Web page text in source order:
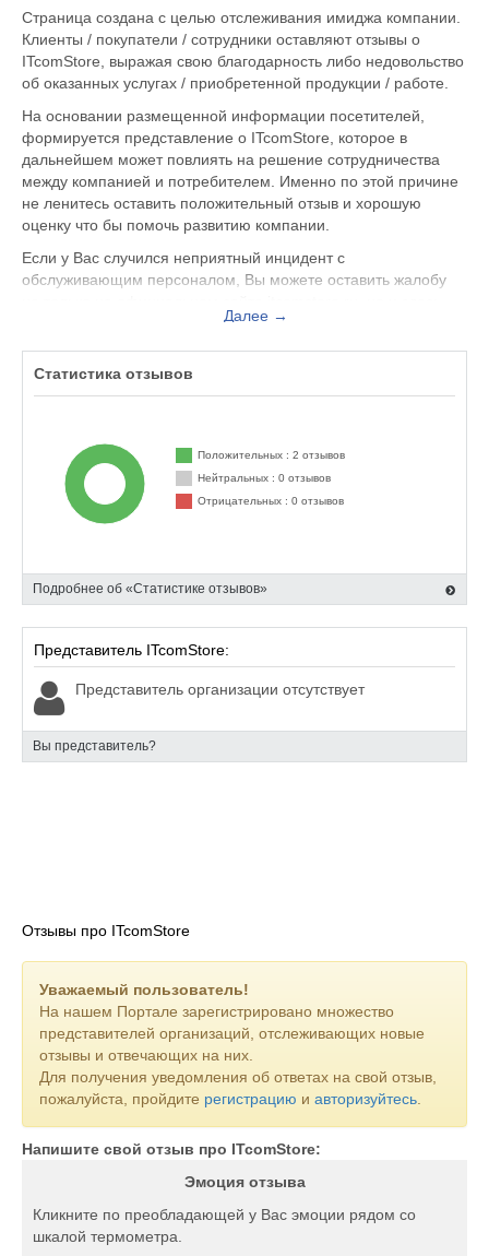
Страница создана с целью отслеживания имиджа компании.
Клиенты / покупатели / сотрудники оставляют отзывы о
ITcomStore, выражая свою благодарность либо недовольство
об оказанных услугах / приобретенной продукции / работе.
На основании размещенной информации посетителей,
формируется представление о ITcomStore, которое в
дальнейшем может повлиять на решение сотрудничества
между компанией и потребителем. Именно по этой причине
не ленитесь оставить положительный отзыв и хорошую
оценку что бы помочь развитию компании.
Если у Вас случился неприятный инцидент с
обслуживающим персоналом, Вы можете оставить жалобу
Представитель организации ответит на Ваш отзыв и примет
ITcomStore находится по адресу Москва ул. Истринская, 4,
вы можете поделиться впечатлением от посещения данного
Далее →
Статистика отзывов
Положительных : 2 отзывов
Нейтральных : 0 отзывов
Отрицательных : 0 отзывов
Подробнее об «Статистике отзывов»
Представитель ITcomStore:
Представитель организации отсутствует
Вы представитель?
Отзывы про ITcomStore
Уважаемый пользователь!
На нашем Портале зарегистрировано множество
представителей организаций, отслеживающих новые
отзывы и отвечающих на них.
Для получения уведомления об ответах на свой отзыв,
пожалуйста, пройдите регистрацию и авторизуйтесь
Напишите свой отзыв про ITcomStore:
Эмоция отзыва
Кликните по преобладающей у Вас эмоции рядом со
шкалой термометра.